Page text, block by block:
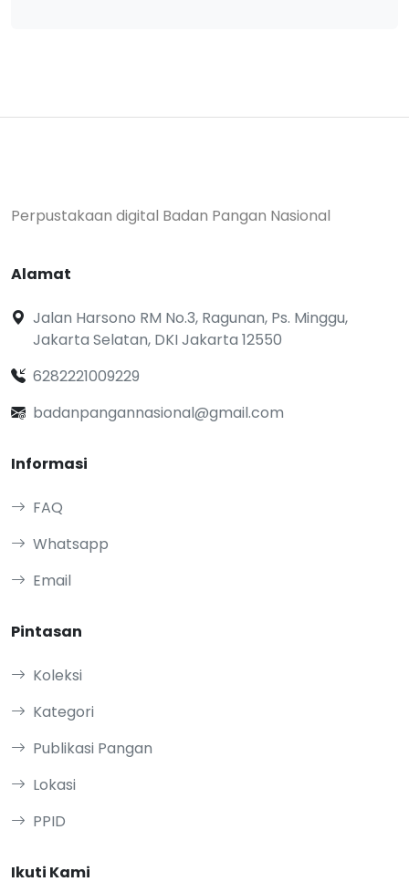
Perpustakaan digital Badan Pangan Nasional
Alamat
Jalan Harsono RM No.3, Ragunan, Ps. Minggu,
Jakarta Selatan, DKI Jakarta 12550
6282221009229
badanpangannasional@gmail.com
Informasi
FAQ
Whatsapp
Email
Pintasan
Koleksi
Kategori
Publikasi Pangan
Lokasi
PPID
Ikuti Kami